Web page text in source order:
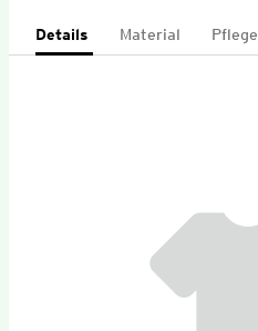
Details Material Pflege